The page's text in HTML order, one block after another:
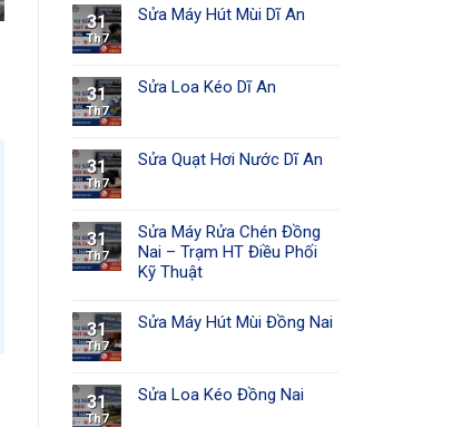
31
Th7
Sửa Máy Hút Mùi Dĩ An
31
Th7
Sửa Loa Kéo Dĩ An
31
Th7
Sửa Quạt Hơi Nước Dĩ An
31
Th7
Sửa Máy Rửa Chén Đồng
Nai – Trạm HT Điều Phối
Kỹ Thuật
31
Th7
Sửa Máy Hút Mùi Đồng Nai
31
Th7
Sửa Loa Kéo Đồng Nai